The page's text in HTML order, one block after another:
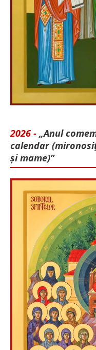
2026 - „Anul
calendar
și mame)”